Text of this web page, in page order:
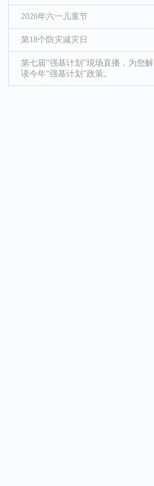
2026年六一儿童节
第18个防灾减灾日
第七届“强基计划”现场直播，为您解
读今年“强基计划”政策。